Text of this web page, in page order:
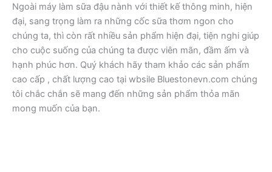
Ngoài máy làm sữa đậu nành với thiết kế thông minh, hiện
đại, sang trọng làm ra những cốc sữa thơm ngon cho
chúng ta, thì còn rất nhiều sản phẩm hiện đại, tiện nghi giúp
cho cuộc suống của chúng ta được viên mãn, đầm ấm và
hạnh phúc hơn. Quý khách hãy tham khảo các sản phẩm
cao cấp , chất lượng cao tại wbsile Bluestonevn.com chúng
tôi chắc chắn sẽ mang đến những sản phẩm thỏa mãn
mong muốn của bạn.